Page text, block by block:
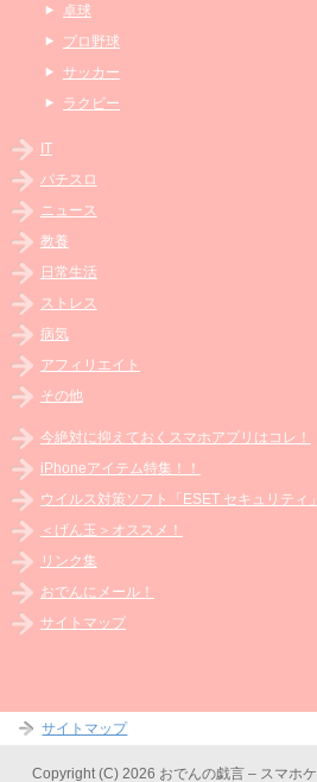
卓球
プロ野球
サッカー
ラクビー
IT
パチスロ
ニュース
教養
日常生活
ストレス
病気
アフィリエイト
その他
今絶対に抑えておくスマホアプリはコレ！
iPhoneアイテム特集！！
ウイルス対策ソフト「ESET セキュリティ」
＜げん玉＞オススメ！
リンク集
おでんにメール！
サイトマップ
サイトマップ
Copyright (C) 2026 おでんの戯言 – スマホ